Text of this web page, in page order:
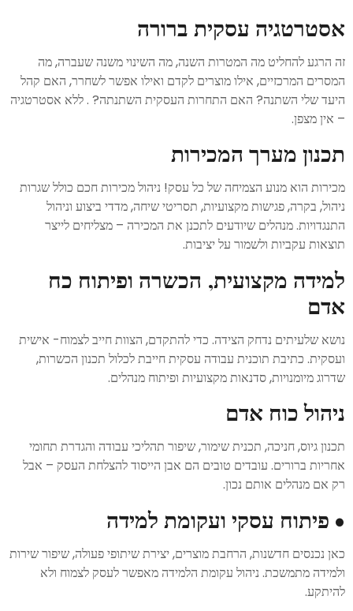
אסטרטגיה עסקית ברורה
זה הרגע להחליט מה המטרות השנה, מה השינוי משנה שעברה, מה
המסרים המרכזיים, אילו מוצרים לקדם ואילו אפשר לשחרר, האם קהל
היעד שלי השתנה? האם התחרות העסקית השתנתה? . ללא אסטרטגיה
– אין מצפן.
תכנון מערך המכירות
מכירות הוא מנוע הצמיחה של כל עסק! ניהול מכירות חכם כולל שגרות
ניהול, בקרה, פגישות מקצועיות, תסריטי שיחה, מדדי ביצוע וניהול
התנגדויות. מנהלים שיודעים לתכנן את המכירה – מצליחים לייצר
תוצאות עקביות ולשמור על יציבות.
למידה מקצועית, הכשרה ופיתוח כח
אדם
נושא שלעיתים נדחק הצידה. כדי להתקדם, הצוות חייב לצמוח- אישית
ועסקית. כתיבת תוכנית עבודה עסקית חייבת לכלול תכנון הכשרות,
שדרוג מיומנויות, סדנאות מקצועיות ופיתוח מנהלים.
ניהול כוח אדם
תכנון גיוס, חניכה, תכנית שימור, שיפור תהליכי עבודה והגדרת תחומי
אחריות ברורים. עובדים טובים הם אבן הייסוד להצלחת העסק – אבל
רק אם מנהלים אותם נכון.
• פיתוח עסקי ועקומת למידה
כאן נכנסים חדשנות, הרחבת מוצרים, יצירת שיתופי פעולה, שיפור שירות
ולמידה מתמשכת. ניהול עקומת הלמידה מאפשר לעסק לצמוח ולא
להיתקע.